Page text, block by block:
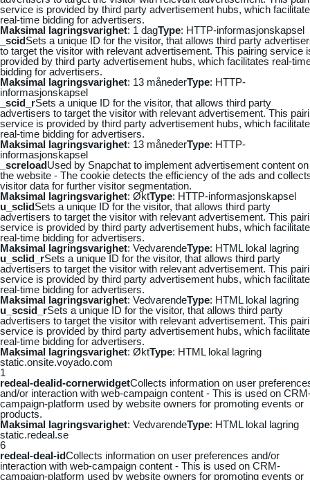
service is provided by third party advertisement hubs, which
real-time bidding for advertisers.
Maksimal lagringsvarighet: 1 dagType: HTTP-informasjonskapsel
_scidSets a unique ID for the visitor, that allows third party
to target the visitor with relevant advertisement. This pairing service
provided by third party advertisement hubs, which facilitates real-
bidding for advertisers.
Maksimal lagringsvarighet: 13 månederType: HTTP-
informasjonskapsel
_scid_rSets a unique ID for the visitor, that allows third party
advertisers to target the visitor with relevant advertisement. This
service is provided by third party advertisement hubs, which
real-time bidding for advertisers.
Maksimal lagringsvarighet: 13 månederType: HTTP-
informasjonskapsel
_screloadUsed by Snapchat to implement advertisement content on
the website - The cookie detects the efficiency of the ads and
visitor data for further visitor segmentation.
Maksimal lagringsvarighet: ØktType: HTTP-informasjonskapsel
u_sclidSets a unique ID for the visitor, that allows third party
advertisers to target the visitor with relevant advertisement. This
service is provided by third party advertisement hubs, which
real-time bidding for advertisers.
Maksimal lagringsvarighet: VedvarendeType: HTML lokal lagring
u_sclid_rSets a unique ID for the visitor, that allows third party
advertisers to target the visitor with relevant advertisement. This
service is provided by third party advertisement hubs, which
real-time bidding for advertisers.
Maksimal lagringsvarighet: VedvarendeType: HTML lokal lagring
u_scsid_rSets a unique ID for the visitor, that allows third party
advertisers to target the visitor with relevant advertisement. This
service is provided by third party advertisement hubs, which
real-time bidding for advertisers.
Maksimal lagringsvarighet: ØktType: HTML lokal lagring
static.onsite.voyado.com
1
redeal-dealid-cornerwidgetCollects information on user
and/or interaction with web-campaign content - This is used on
campaign-platform used by website owners for promoting events or
products.
Maksimal lagringsvarighet: VedvarendeType: HTML lokal lagring
static.redeal.se
6
redeal-deal-idCollects information on user preferences and/or
interaction with web-campaign content - This is used on CRM-
campaign-platform used by website owners for promoting events or